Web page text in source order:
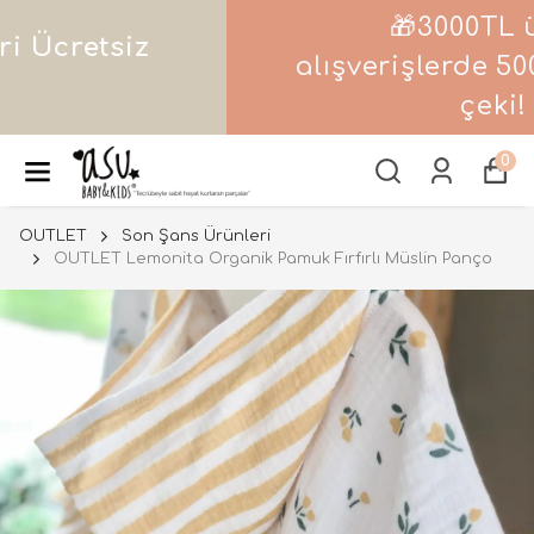
alışverişlerde 500 TL hediye
0
OUTLET
Son Şans Ürünleri
OUTLET Lemonita Organik Pamuk Fırfırlı Müslin Panço